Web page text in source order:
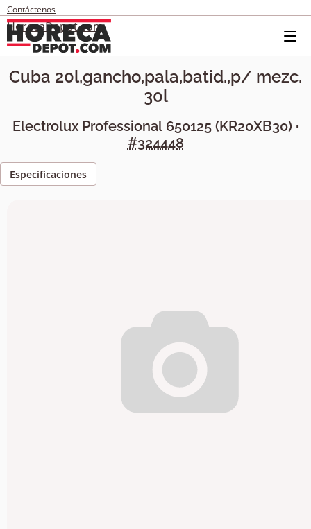
Contáctenos
HorecaDepot.com
Cuba 20l,gancho,pala,batid.,p/ mezc.
30l
Electrolux Professional 650125 (KR20XB30) ·
#324448
Especificaciones